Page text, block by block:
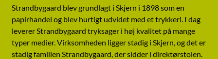
Strandbygaard blev grundlagt i Skjern i 1898 som en
papirhandel og blev hurtigt udvidet med et trykkeri. I dag
leverer Strandbygaard tryksager i høj kvalitet på mange
typer medier. Virksomheden ligger stadig i Skjern, og det er
stadig familien Strandbygaard, der sidder i direktørstolen.